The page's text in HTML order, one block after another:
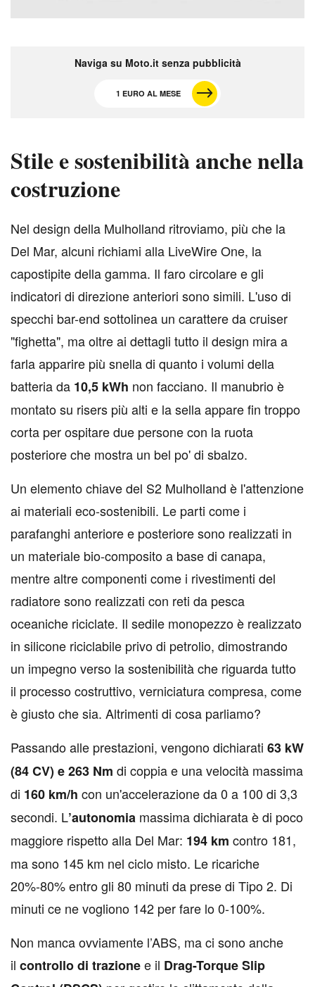
Naviga su Moto.it senza pubblicità
1 EURO AL MESE
Stile e sostenibilità anche nella
costruzione
Nel design della Mulholland ritroviamo, più che la
Del Mar, alcuni richiami alla LiveWire One, la
capostipite della gamma. Il faro circolare e gli
indicatori di direzione anteriori sono simili. L'uso di
specchi bar-end sottolinea un carattere da cruiser
"fighetta", ma oltre ai dettagli tutto il design mira a
farla apparire più snella di quanto i volumi della
batteria da 10,5 kWh non facciano. Il manubrio è
montato su risers più alti e la sella appare fin troppo
corta per ospitare due persone con la ruota
posteriore che mostra un bel po' di sbalzo.
Un elemento chiave del S2 Mulholland è l'attenzione
ai materiali eco-sostenibili. Le parti come i
parafanghi anteriore e posteriore sono realizzati in
un materiale bio-composito a base di canapa,
mentre altre componenti come i rivestimenti del
radiatore sono realizzati con reti da pesca
oceaniche riciclate. Il sedile monopezzo è realizzato
in silicone riciclabile privo di petrolio, dimostrando
un impegno verso la sostenibilità che riguarda tutto
il processo costruttivo, verniciatura compresa, come
è giusto che sia. Altrimenti di cosa parliamo?
Passando alle prestazioni, vengono dichiarati 63 kW
(84 CV) e 263 Nm di coppia e una velocità massima
di 160 km/h con un'accelerazione da 0 a 100 di 3,3
secondi. L’autonomia massima dichiarata è di poco
maggiore rispetto alla Del Mar: 194 km contro 181,
ma sono 145 km nel ciclo misto. Le ricariche
20%-80% entro gli 80 minuti da prese di Tipo 2. Di
minuti ce ne vogliono 142 per fare lo 0-100%.
Non manca ovviamente l’ABS, ma ci sono anche
il controllo di trazionee il Drag-Torque Slip